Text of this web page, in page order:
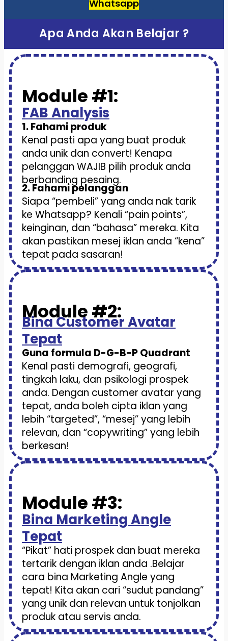
Whatsapp
Apa Anda Akan Belajar ?
Module #1:
FAB Analysis
1. Fahami produk
Kenal pasti apa yang buat produk
anda unik dan convert! Kenapa
pelanggan WAJIB pilih produk anda
berbanding pesaing.
2. Fahami pelanggan
Siapa “pembeli” yang anda nak tarik
ke Whatsapp? Kenali “pain points”,
keinginan, dan “bahasa” mereka. Kita
akan pastikan mesej iklan anda “kena”
tepat pada sasaran!
Module #2:
Bina Customer Avatar
Tepat
Guna formula D-G-B-P Quadrant
Kenal pasti demografi, geografi,
tingkah laku, dan psikologi prospek
anda. Dengan customer avatar yang
tepat, anda boleh cipta iklan yang
lebih “targeted”, “mesej” yang lebih
relevan, dan “copywriting” yang lebih
berkesan!
Module #3:
Bina Marketing Angle
Tepat
“Pikat” hati prospek dan buat mereka
tertarik dengan iklan anda .Belajar
cara bina Marketing Angle yang
tepat! Kita akan cari “sudut pandang”
yang unik dan relevan untuk tonjolkan
produk atau servis anda.